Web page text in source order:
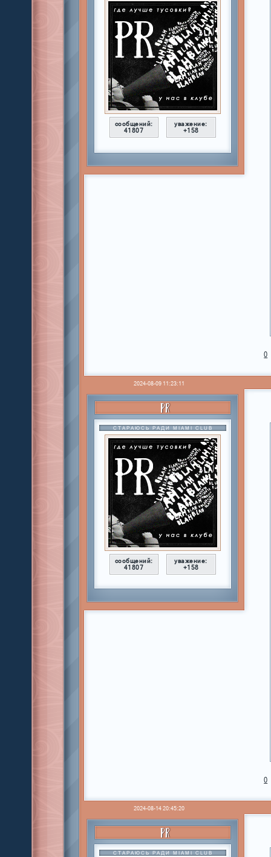
сообщений:
41807
уважение:
+158
0
2024-08-09 11:23:11
PR
СТАРАЮСЬ РАДИ MIAMI CLUB
сообщений:
41807
уважение:
+158
0
2024-08-14 20:45:20
PR
СТАРАЮСЬ РАДИ MIAMI CLUB